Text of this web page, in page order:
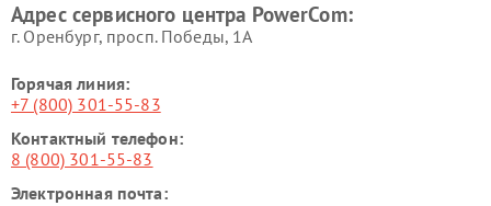
Адрес сервисного центра PowerCom:
г. Оренбург, просп. Победы, 1А
Горячая линия:
+7 (800) 301-55-83
Контактный телефон:
8 (800) 301-55-83
Электронная почта: